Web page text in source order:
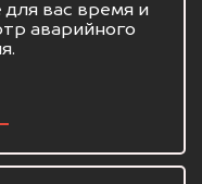
вас время и
аварийного